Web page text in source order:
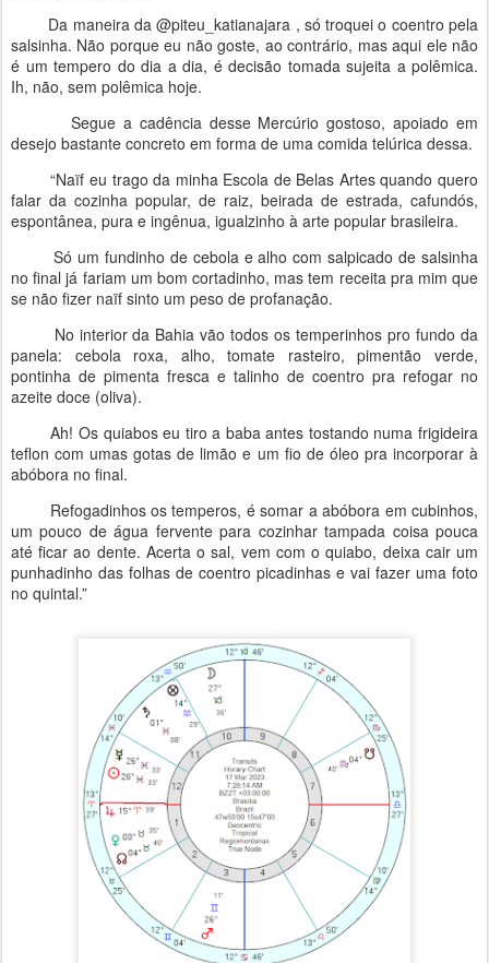
Da maneira da @‌piteu_katianajara , só troquei o coentro pela
salsinha. Não porque eu não goste, ao contrário, mas aqui ele não
é um tempero do dia a dia, é decisão tomada sujeita a polêmica.
Ih, não, sem polêmica hoje.
Segue a cadência desse Mercúrio gostoso, apoiado em
desejo bastante concreto em forma de uma comida telúrica dessa.
“Naïf eu trago da minha Escola de Belas Artes quando quero
falar da cozinha popular, de raiz, beirada de estrada, cafundós,
espontânea, pura e ingênua, igualzinho à arte popular brasileira.
Só um fundinho de cebola e alho com salpicado de salsinha
no final já fariam um bom cortadinho, mas tem receita pra mim que
se não fizer naïf sinto um peso de profanação.
No interior da Bahia vão todos os temperinhos pro fundo da
panela: cebola roxa, alho, tomate rasteiro, pimentão verde,
pontinha de pimenta fresca e talinho de coentro pra refogar no
azeite doce (oliva).
Ah! Os quiabos eu tiro a baba antes tostando numa frigideira
teflon com umas gotas de limão e um fio de óleo pra incorporar à
abóbora no final.
Refogadinhos os temperos, é somar a abóbora em cubinhos,
um pouco de água fervente para cozinhar tampada coisa pouca
até ficar ao dente. Acerta o sal, vem com o quiabo, deixa cair um
punhadinho das folhas de coentro picadinhas e vai fazer uma foto
no quintal.”